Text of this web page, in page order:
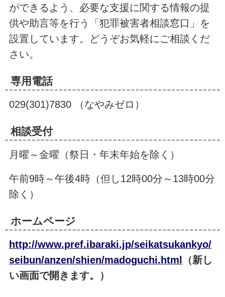
ができるよう、必要な支援に関する情報の提
供や助言等を行う「犯罪被害者相談窓口」を
設置しています。どうぞお気軽にご相談くだ
さい。
専用電話
029(301)7830 （なやみゼロ）
相談受付
月曜～金曜（祭日・年末年始を除く）
午前9時～午後4時（但し12時00分～13時00分
除く）
ホームページ
http://www.pref.ibaraki.jp/seikatsukankyo/
seibun/anzen/shien/madoguchi.html
（新し
い画面で開きます。）